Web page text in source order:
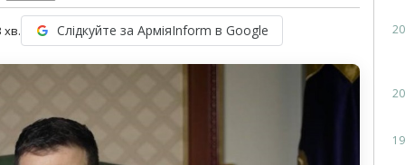
хв. Слідкуйте за АрміяInform в Google